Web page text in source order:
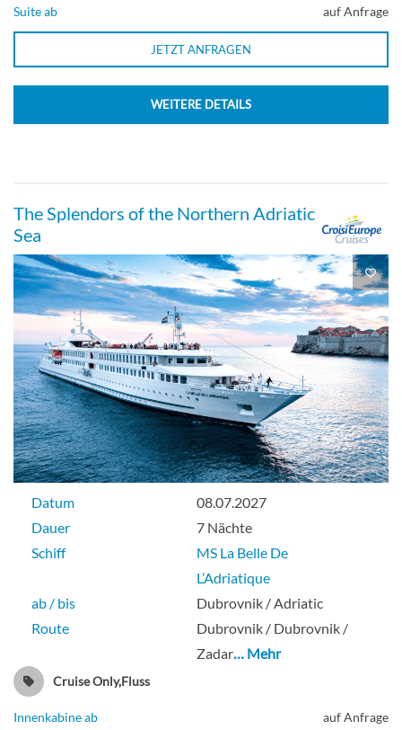
Suite ab
auf Anfrage
JETZT ANFRAGEN
WEITERE DETAILS
The Splendors of the Northern Adriatic
Sea
Datum
08.07.2027
Dauer
7 Nächte
Schiff
MS La Belle De
L’Adriatique
ab / bis
Dubrovnik / Adriatic
Route
Dubrovnik / Dubrovnik /
Zadar… Mehr
Cruise Only,Fluss
Innenkabine ab
auf Anfrage